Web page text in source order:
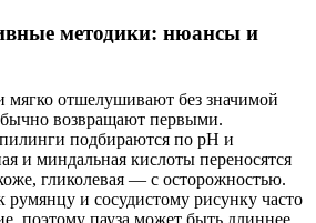
методики: нюансы и
отшелушивают без значимой
возвращают первыми.
подбираются по pH и
и миндальная кислоты переносятся
гликолевая — с осторожностью.
и сосудистому рисунку часто